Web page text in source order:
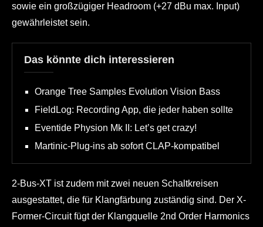
sowie ein großzügiger Headroom (+27 dBu max. Input)
gewährleistet sein.
Das könnte dich interessieren
Orange Tree Samples Evolution Vision Bass
FieldLog: Recording App, die jeder haben sollte
Eventide Physion Mk II: Let’s get crazy!
Martinic-Plug-ins ab sofort CLAP-kompatibel
2-Bus-XT ist zudem mit zwei neuen Schaltkreisen
ausgestattet, die für Klangfärbung zuständig sind. Der X-
Former-Circuit fügt der Klangquelle 2nd Order Harmonics